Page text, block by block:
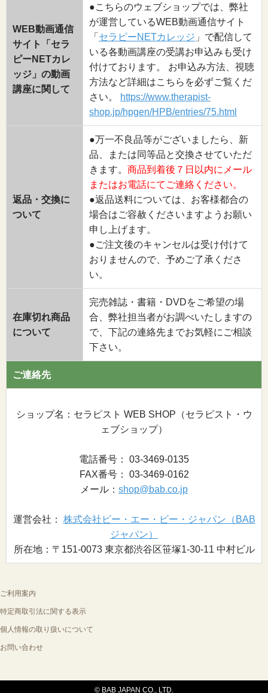
WEB動画通信
サイト「セラ
ピーNETカレ
ッジ」の動画
講座に関して
●こちらのウェブショップでは、弊社
が運営しているWEB動画通信サイト
「 セラピーNETカレッジ 」で配信して
いる各動画講座の受講お申込みも受け
付けております。 お申込み方法、視聴
方法など詳細はこちらを必ずご覧くだ
さい。
https://www.therapist-
shop.jp/hpgen/HPB/entries/75.html
返品・交換に
ついて
●万一不良品等がございましたら、新
品、または同等品と交換させていただ
きます。 商品到着後７日以内にメール
またはお電話にてご連絡ください。
●返品送料については、お客様都合の
場合はご容赦くださいますようお願い
申し上げます。
●ご注文後のキャンセルは受け付けて
おりませんので、予めご了承くださ
い。
在庫切れ商品
について
完売雑誌・書籍・DVDをご希望の場
合、弊社担当者がお調べいたしますの
で、下記の連絡先までお気軽にご相談
下さい。
ご連絡先
ショップ名：セラピスト WEB SHOP（セラピスト・ウ
ェブショップ）
電話番号： 03-3469-0135
FAX番号： 03-3469-0162
メール： shop@bab.co.jp
運営会社： 株式会社ビー・エー・ビー・ジャパン（BAB
ジャパン）
所在地：〒151-0073 東京都渋谷区笹塚1-30-11 中村ビル
ご利用案内
特定商取引法に関する表示
個人情報の取り扱いについて
お問い合わせ
© BAB JAPAN CO., LTD.